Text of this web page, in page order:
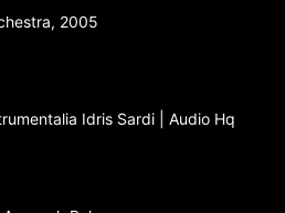
2005
Idris Sardi | Audio Hq